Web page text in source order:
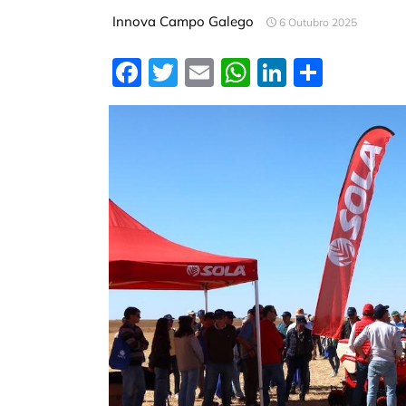
Innova Campo Galego 6 Outubro 2025
Facebook
Twitter
EmailWhatsApp
LinkedIn